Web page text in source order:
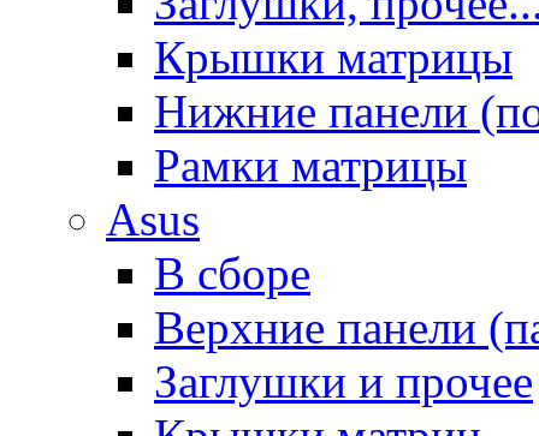
Крышки матрицы
Нижние панели
Рамки матрицы
Asus
В сборе
Верхние панели
Заглушки и прочее